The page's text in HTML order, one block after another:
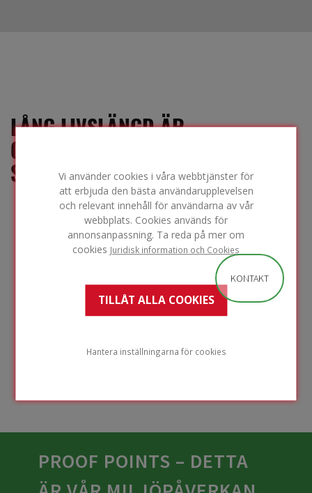
Vi använder cookies i våra webbtjänster för
att erbjuda den bästa användarupplevelsen
och relevant innehåll för användarna av vår
webbplats. Cookies används för
annonsanpassning. Ta reda på mer om
cookies Juridisk information och Cookies
TILLÅT ALLA COOKIES
Hantera inställningarna för cookies
LÅNG LIVSLÄNGD ÄR
CIRKULÄRT NÄR DEN ÄR
SOM BÄST
FOAMGLAS®-
produkter behåller
hela sin styrka och
andra egenskaper
över tid. Eftersom
strukturen håller
sig på plats,
behöver du inte
renovering. Vi
PROOF POINTS – DETTA
KONTAKT